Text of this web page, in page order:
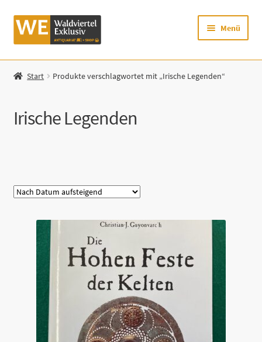
Zur
Navigation
Zum
Inhalt
Menü
Startseite
Mein Konto
Zur Waldviertel Exklusiv-Website
Start Produkte verschlagwortet mit „Irische Legenden“
Irische Legenden